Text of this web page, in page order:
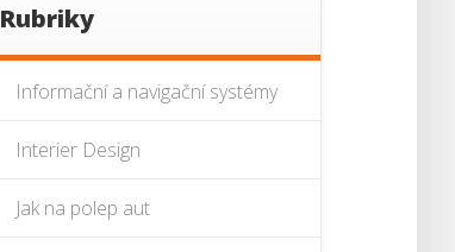
Rubriky
Informační a navigační systémy
Interier Design
Jak na polep aut